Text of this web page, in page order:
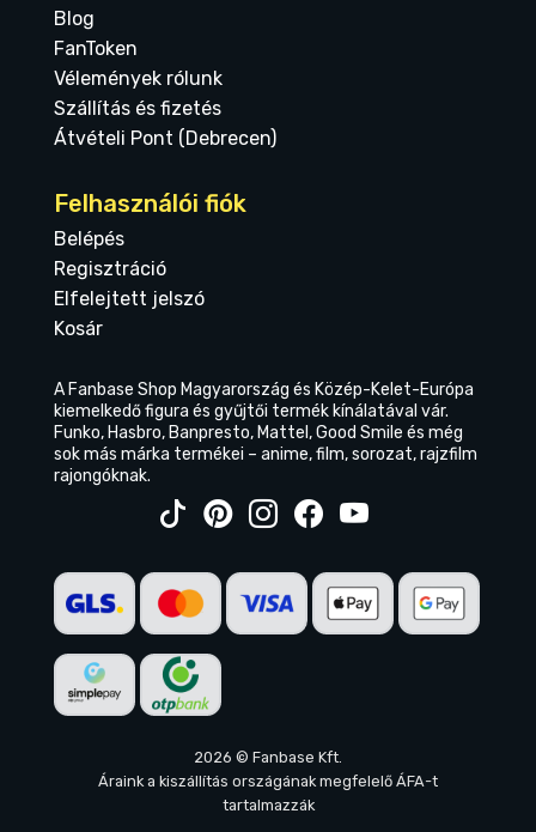
Blog
FanToken
Vélemények rólunk
Szállítás és fizetés
Átvételi Pont (Debrecen)
Felhasználói fiók
Belépés
Regisztráció
Elfelejtett jelszó
Kosár
A Fanbase Shop Magyarország és Közép-Kelet-Európa
kiemelkedő figura és gyűjtői termék kínálatával vár.
Funko, Hasbro, Banpresto, Mattel, Good Smile és még
sok más márka termékei – anime, film, sorozat, rajzfilm
rajongóknak.
2026 © Fanbase Kft.
Áraink a kiszállítás országának megfelelő ÁFA-t
tartalmazzák